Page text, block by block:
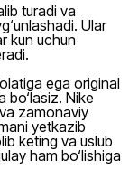
turadi va
Ular
kun uchun
ega original
bo‘lasiz. Nike
zamonaviy
yetkazib
keting va uslub
ham bo‘lishiga